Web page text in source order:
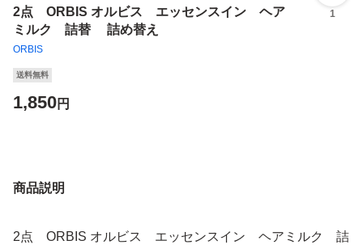
2点 ORBIS オルビス エッセンスイン ヘア
ミルク 詰替 詰め替え
ORBIS
1
送料無料
1,850円
商品説明
2点 ORBIS オルビス エッセンスイン ヘアミルク 詰